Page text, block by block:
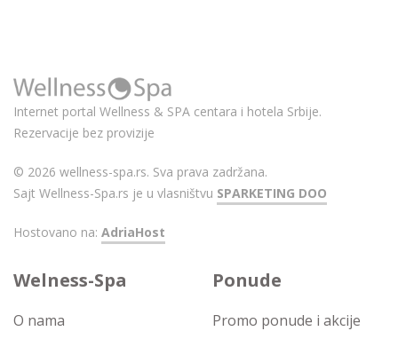
Internet portal Wellness & SPA centara i hotela Srbije.
Rezervacije bez provizije
© 2026 wellness-spa.rs. Sva prava zadržana.
Sajt Wellness-Spa.rs je u vlasništvu SPARKETING DOO
Hostovano na: AdriaHost
Welness-Spa
O nama
Ponude
Promo ponude i akcije